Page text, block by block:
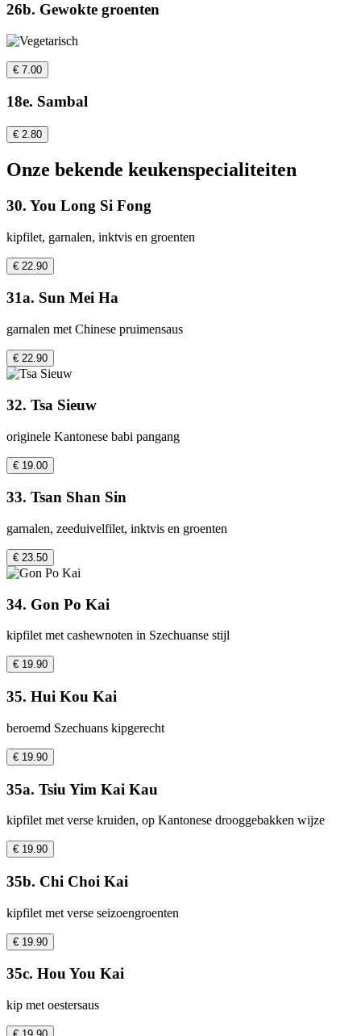
26b. Gewokte groenten
€ 7.00
18e. Sambal
€ 2.80
Onze bekende keukenspecialiteiten
30. You Long Si Fong
kipfilet, garnalen, inktvis en groenten
€ 22.90
31a. Sun Mei Ha
garnalen met Chinese pruimensaus
€ 22.90
32. Tsa Sieuw
originele Kantonese babi pangang
€ 19.00
33. Tsan Shan Sin
garnalen, zeeduivelfilet, inktvis en groenten
€ 23.50
34. Gon Po Kai
kipfilet met cashewnoten in Szechuanse stijl
€ 19.90
35. Hui Kou Kai
beroemd Szechuans kipgerecht
€ 19.90
35a. Tsiu Yim Kai Kau
kipfilet met verse kruiden, op Kantonese drooggebakken wijze
€ 19.90
35b. Chi Choi Kai
kipfilet met verse seizoengroenten
€ 19.90
35c. Hou You Kai
kip met oestersaus